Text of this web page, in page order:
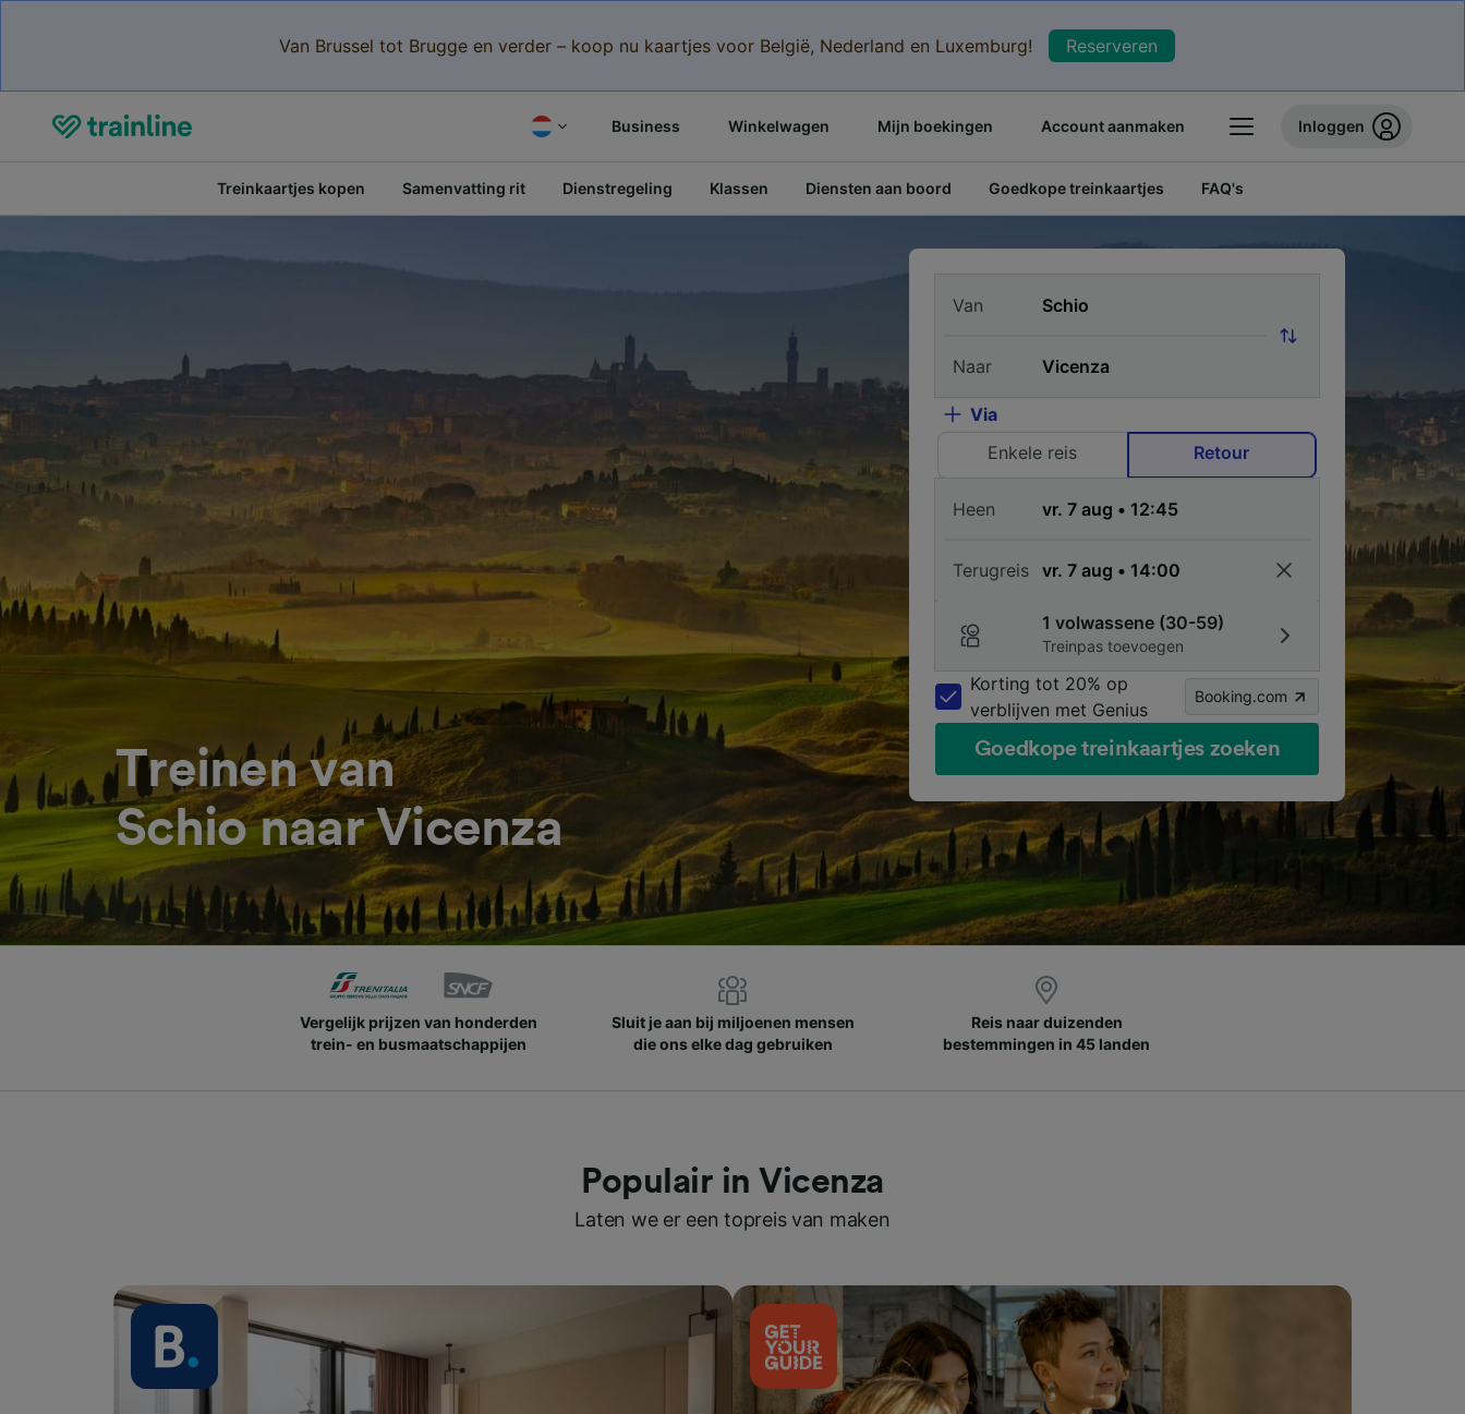
Van Brussel tot Brugge en verder – koop nu kaartjes voor België, Nederland en Luxemburg! Reserveren
Business Winkelwagen Mijn boekingen Account aanmaken Inloggen
Treinkaartjes kopen Samenvatting rit Dienstregeling Klassen Diensten aan boord Goedkope treinkaartjes FAQ's
Treinen van
Schio naar Vicenza
Van
Naar
Via
Enkele reis
Retour
Heen
Terugreis
1 volwassene (30-59)
Treinpas toevoegen
Korting tot 20% op
verblijven met Genius
Booking.com
Goedkope treinkaartjes zoeken
Vergelijk prijzen van honderden
trein- en busmaatschappijen
Sluit je aan bij miljoenen mensen
die ons elke dag gebruiken
Reis naar duizenden
bestemmingen in 45 landen
Populair in Vicenza
Laten we er een topreis van maken